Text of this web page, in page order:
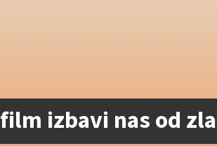
film izbavi nas od